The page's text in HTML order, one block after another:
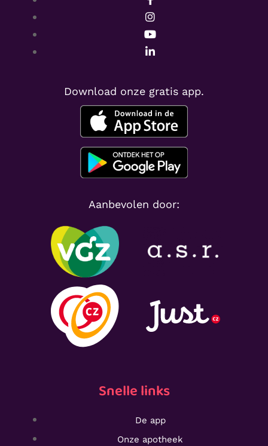
Download onze gratis app.
Aanbevolen door:
Snelle links
De app
Onze apotheek